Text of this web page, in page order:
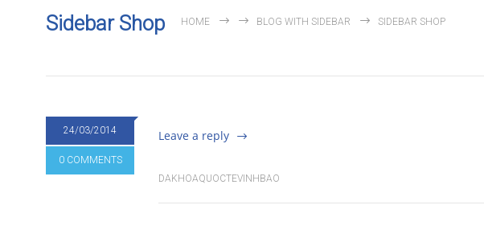
Sidebar Shop HOME BLOG WITH SIDEBAR SIDEBAR SHOP
24/03/2014
0 COMMENTS
Leave a reply
DAKHOAQUOCTEVINHBAO